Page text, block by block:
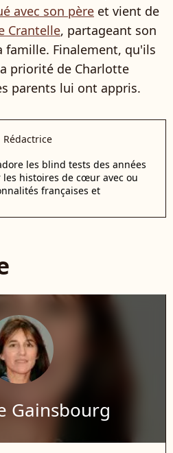
avec son père et vient de
Crantelle, partageant son
famille. Finalement, qu'ils
priorité de Charlotte
parents lui ont appris.
Rédactrice
les blind tests des années
histoires de cœur avec ou
françaises et
Gainsbourg